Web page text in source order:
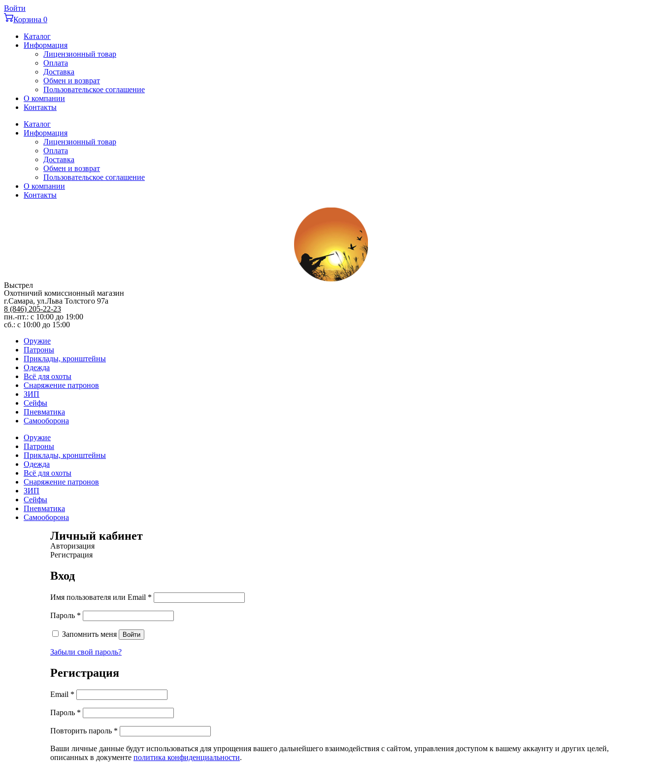
Перейти
к
содержимому
Войти
Корзина 0
Каталог
Информация
Лицензионный товар
Оплата
Доставка
Обмен и возврат
Пользовательское соглашение
О компании
Контакты
Каталог
Информация
Лицензионный товар
Оплата
Доставка
Обмен и возврат
Пользовательское соглашение
О компании
Контакты
Выстрел
Охотничий комиссионный магазин
г.Самара, ул.Льва Толстого 97а
8 (846) 205-22-23
пн.-пт.: с 10:00 до 19:00
сб.: с 10:00 до 15:00
Оружие
Патроны
Приклады, кронштейны
Одежда
Всё для охоты
Снаряжение патронов
ЗИП
Сейфы
Пневматика
Самооборона
Оружие
Патроны
Приклады, кронштейны
Одежда
Всё для охоты
Снаряжение патронов
ЗИП
Сейфы
Пневматика
Самооборона
Личный кабинет
Авторизация
Регистрация
Вход
Имя пользователя или Email *
Пароль *
Запомнить меня Войти
Забыли свой пароль?
Регистрация
Email *
Пароль *
Повторить пароль *
Ваши личные данные будут использоваться для упрощения вашего дальнейшего взаимодействия с сайтом, управления доступом к вашему аккаунту и других целей,
описанных в документе политика конфиденциальности.